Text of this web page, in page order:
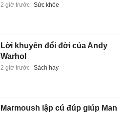
2 giờ trước Sức khỏe
Lời khuyên đổi đời của Andy
Warhol
2 giờ trước Sách hay
Marmoush lập cú đúp giúp Man